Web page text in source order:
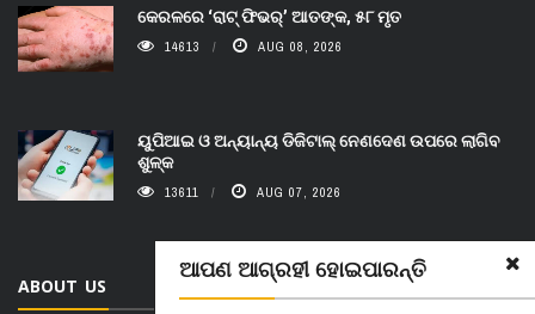
ଆପଣ ଆଗ୍ରହୀ ହୋଇପାରନ୍ତି
କେରଳରେ ‘ରାଟ୍ ଫିଭର୍’ ଆତଙ୍କ, ୫୮ ମୃତ
14613 AUG 08, 2026
ୟୁପିଆଇ ଓ ଅନ୍ୟାନ୍ୟ ଡିଜିଟାଲ୍ ନେଣଦେଣ ଉପରେ ଲାଗିବ
ଶୁଳ୍କ
13611 AUG 07, 2026
ABOUT US